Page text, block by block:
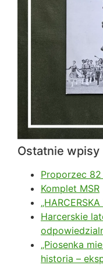
Ostatnie wpisy
Proporzec 82
Komplet MSR
„HARCERSKA
Harcerskie
„Piosenka
historia –